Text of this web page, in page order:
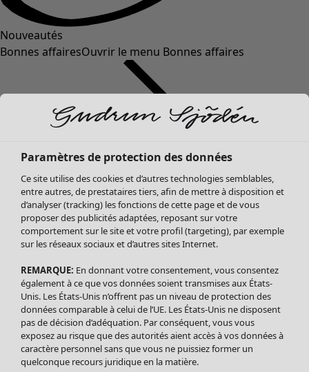
Nouveautés
Bonnes affairesOuvrir le menu Bonnes affaires
Soldes Vêtements
Tous les vêtements
Robes
Tuniques
Blouses
Tops
Gilets
Pantalon
Jupes
Paramètres de protection des données
Ce site utilise des cookies et d’autres technologies semblables,
entre autres, de prestataires tiers, afin de mettre à disposition et
d’analyser (tracking) les fonctions de cette page et de vous
proposer des publicités adaptées, reposant sur votre
comportement sur le site et votre profil (targeting), par exemple
sur les réseaux sociaux et d’autres sites Internet.
REMARQUE: En donnant votre consentement, vous consentez
également à ce que vos données soient transmises aux États-
Unis. Les États-Unis n’offrent pas un niveau de protection des
données comparable à celui de l’UE. Les États-Unis ne disposent
pas de décision d’adéquation. Par conséquent, vous vous
exposez au risque que des autorités aient accès à vos données à
caractère personnel sans que vous ne puissiez former un
quelconque recours juridique en la matière.